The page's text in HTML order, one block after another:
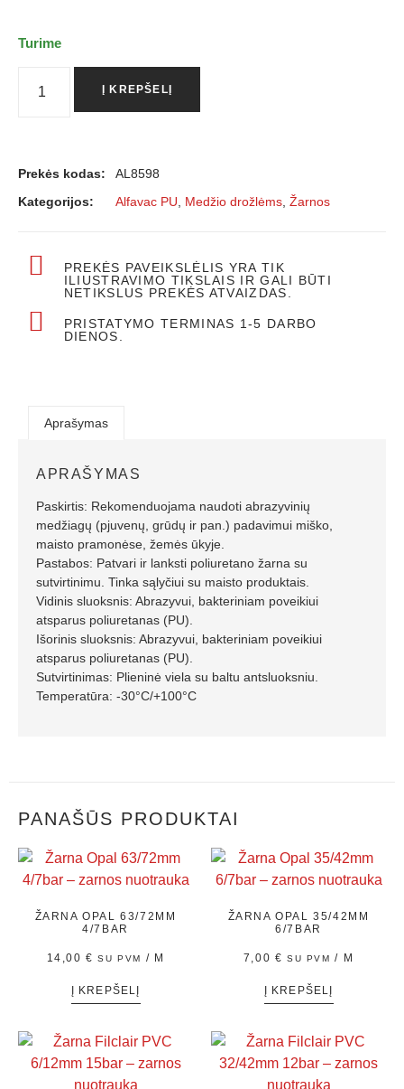
Turime
Į KREPŠELĮ
Prekės kodas:
AL8598
Kategorijos:
Alfavac PU Medžio drožlėms Žarnos
PREKĖS PAVEIKSLĖLIS YRA TIK
ILIUSTRAVIMO TIKSLAIS IR GALI BŪTI
NETIKSLUS PREKĖS ATVAIZDAS.
PRISTATYMO TERMINAS 1-5 DARBO
DIENOS.
Aprašymas
APRAŠYMAS
Paskirtis: Rekomenduojama naudoti abrazyvinių
medžiagų (pjuvenų, grūdų ir pan.) padavimui miško,
maisto pramonėse, žemės ūkyje.
Pastabos: Patvari ir lanksti poliuretano žarna su
sutvirtinimu. Tinka sąlyčiui su maisto produktais.
Vidinis sluoksnis: Abrazyvui, bakteriniam poveikiui
atsparus poliuretanas (PU).
Išorinis sluoksnis: Abrazyvui, bakteriniam poveikiui
atsparus poliuretanas (PU).
Sutvirtinimas: Plieninė viela su baltu antsluoksniu.
Temperatūra: -30°C/+100°C
PANAŠŪS PRODUKTAI
ŽARNA OPAL 63/72MM
4/7BAR
14,00€ SU PVM / M
Į KREPŠELĮ
ŽARNA OPAL 35/42MM
6/7BAR
7,00 € SU PVM / M
Į KREPŠELĮ